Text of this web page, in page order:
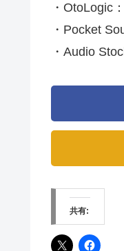
・OtoLogic
・Pocket
・Audio
共有: